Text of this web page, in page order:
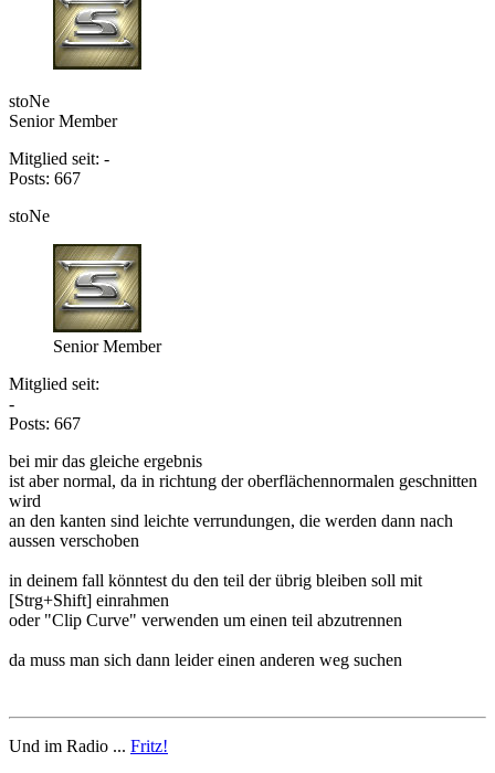
stoNe
Senior Member
Mitglied seit: -
Posts: 667
stoNe
Senior Member
Mitglied seit:
-
Posts: 667
bei mir das gleiche ergebnis
ist aber normal, da in richtung der oberflächennormalen geschnitten
wird
an den kanten sind leichte verrundungen, die werden dann nach
aussen verschoben
in deinem fall könntest du den teil der übrig bleiben soll mit
[Strg+Shift] einrahmen
oder "Clip Curve" verwenden um einen teil abzutrennen
da muss man sich dann leider einen anderen weg suchen
Und im Radio ... Fritz!